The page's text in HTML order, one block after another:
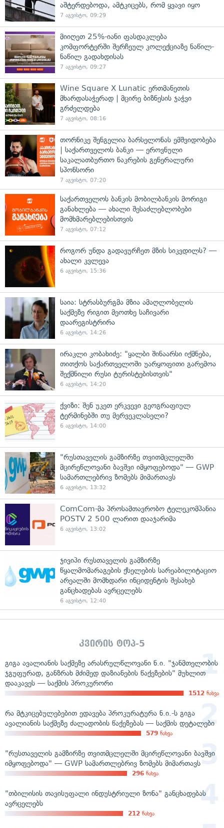
აშტერდებოდა, ამტკიცებს, რომ ყვავი იყო
7 აგვისტო, 09:29
მიიღეთ 25%-იანი ფასდაკლება
კომფორტერში შერჩეულ კოლექციაზე ნაწილ-
ნაწილ გადახდისას
7 აგვისტო, 09:27
Wine Square X Lunatic ერთმანეთის
მხარდასაჭერად | მცირე ბიზნესის ჯაჭვი
გრძელდება
7 აგვისტო, 08:16
თორნიკე შენგელია ბარსელონას ემშვიდობება
| საქართველოს ბანკი — ეროვნული
საკალათბურთო ნაკრების გენერალური
სპონსორი
7 აგვისტო, 07:20
საქართველოს ბანკის მობილბანკის მორიგი
განახლება — ახალი შესაძლებლობები
მომხმარებლებისთვის
7 აგვისტო, 07:12
როგორ უნდა გადავურჩეთ მზის სიკვდილს? —
ახალი კვლევა
6 აგვისტო, 15:36
საია: სტრასბურგმა მზია ამაღლობელის
საქმეზე რიგით მეოთხე საჩივარი
დაარეგისტრირა
6 აგვისტო, 14:26
ირაკლი კობახიძე: "ყალბი შინაარსი იქმნება,
თითქოს საქართველოში უარყოფითი გარემოა
შექმნილი რუსი ტურისტებისთვის"
6 აგვისტო, 14:20
ქვიზი: შენ უკეთ ერკვევი გეოგრაფიულ
ტერმინებში თუ მერვეკლასელი?
6 აგვისტო, 14:00
"რუსთაველის გამზირზე თვითმცლელში
მცირეწლოვანი ბავშვი იმყოფებოდა" — GWP
სამართლებრივ ზომებს მიმართავს
6 აგვისტო, 13:32
ComCom-მა პროსამთავრობო ტელეკომპანია
POSTV 2 500 ლარით დააჯარიმა
6 აგვისტო, 13:02
ჯივიპი რუსთაველის გამზირზე
წყალმომარაგების ქსელების სარეაბილიტაციო
არეალში მომხდარი ინციდენტის შესახებ
განცხადებას ავრცელებს
6 აგვისტო, 12:40
კვირის ტოპ-5
გიგა ავალიანის საქმეზე არასრულწლოვანი ნ.ი. "ჯანმთელობის
ჯგუფურად, განზრახ მძიმედ დაზიანების წაქეზების" მუხლით
დააკავეს — საქმის პროკურორი
1512 ნახვა
რა მტკიცებულებებით ედავება პროკურატურა ნ.ი.-ს გიგა
ავალიანის საქმეზე ძალადობის წაქეზებას — საქმის დეტალები
579 ნახვა
"რუსთაველის გამზირზე თვითმცლელში მცირეწლოვანი ბავშვი
იმყოფებოდა" — GWP სამართლებრივ ზომებს მიმართავს
296 ნახვა
"თბილისის თავისუფალი ინდუსტრიული ზონა" განცხადებას
ავრცელებს
212 ნახვა